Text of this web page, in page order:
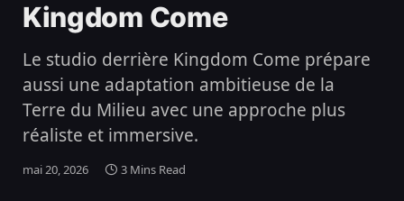
Kingdom Come
Le studio derrière Kingdom Come prépare
aussi une adaptation ambitieuse de la
Terre du Milieu avec une approche plus
réaliste et immersive.
mai 20, 2026 3 Mins Read